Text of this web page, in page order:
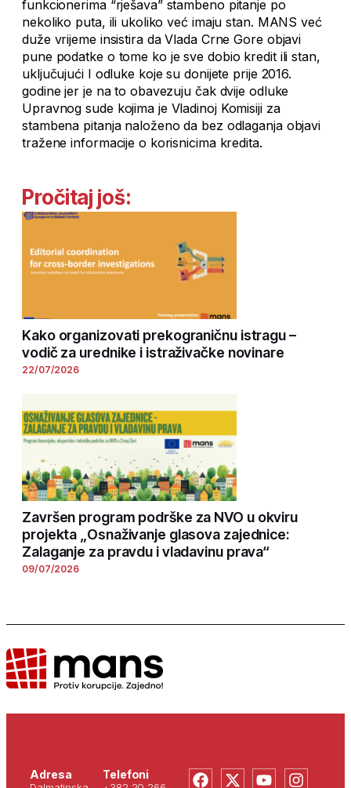
funkcionerima “rješava” stambeno pitanje po
nekoliko puta, ili ukoliko već imaju stan. MANS već
duže vrijeme insistira da Vlada Crne Gore objavi
pune podatke o tome ko je sve dobio kredit ili stan,
uključujući I odluke koje su donijete prije 2016.
godine jer je na to obavezuju čak dvije odluke
Upravnog sude kojima je Vladinoj Komisiji za
stambena pitanja naloženo da bez odlaganja objavi
tražene informacije o korisnicima kredita.
Pročitaj još:
Kako organizovati prekograničnu istragu –
vodič za urednike i istraživačke novinare
22/07/2026
Završen program podrške za NVO u okviru
projekta „Osnaživanje glasova zajednice:
Zalaganje za pravdu i vladavinu prava“
09/07/2026
Adresa Telefoni